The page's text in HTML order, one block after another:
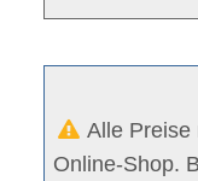
Alle Preise
Online-Shop.